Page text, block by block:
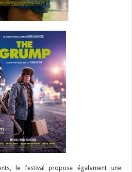
le festival propose également une